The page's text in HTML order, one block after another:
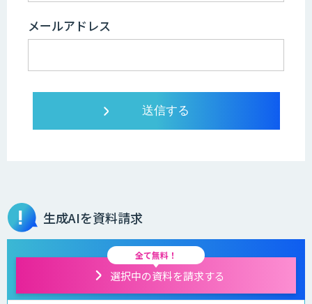
メールアドレス
生成AIを資料請求
全て無料！
選択中の資料を請求する